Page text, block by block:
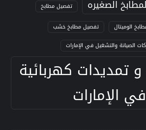
الصغيره
تفصيل مطابخ
الوميتال
تفصيل مطابخ خشب
الصيانة والتشغيل في الإمارات
تمديدات كهربائية
في الإمارات